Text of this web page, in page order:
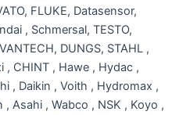
FLUKE, Datasensor,
, Schmersal, TESTO,
DUNGS, STAHL ,
, CHINT , Hawe , Hydac ,
, Daikin , Voith , Hydromax ,
Asahi , Wabco , NSK , Koyo ,